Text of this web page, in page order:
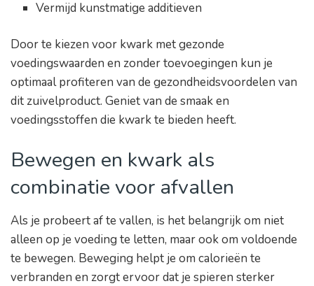
Vermijd kunstmatige additieven
Door te kiezen voor kwark met gezonde
voedingswaarden en zonder toevoegingen kun je
optimaal profiteren van de gezondheidsvoordelen van
dit zuivelproduct. Geniet van de smaak en
voedingsstoffen die kwark te bieden heeft.
Bewegen en kwark als
combinatie voor afvallen
Als je probeert af te vallen, is het belangrijk om niet
alleen op je voeding te letten, maar ook om voldoende
te bewegen. Beweging helpt je om calorieën te
verbranden en zorgt ervoor dat je spieren sterker